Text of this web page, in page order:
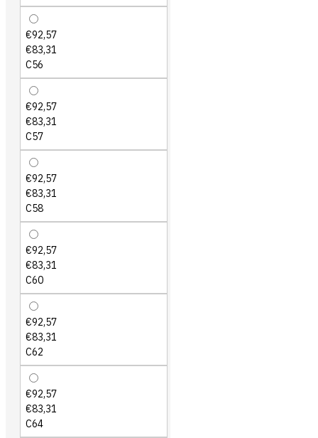
€92,57
€83,31
C56
€92,57
€83,31
C57
€92,57
€83,31
C58
€92,57
€83,31
C60
€92,57
€83,31
C62
€92,57
€83,31
C64